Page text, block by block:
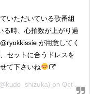
いただいている歌番組
る時、心拍数が上がり過
が用意してく
セットに合うドレスを
て下さいね
on Oct 4, 2020 at 11:36pm PDT